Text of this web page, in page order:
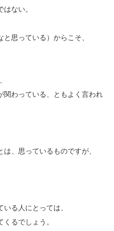
ない。
思っている）からこそ、
関わっている、ともよく言われ
、思っているものですが、
る人にとっては、
るでしょう。